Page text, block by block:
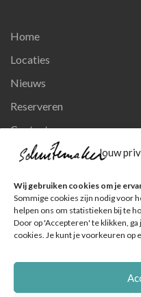
Jouw
Wij gebruiken cookies om je
Sommige cookies zijn nodig voor
helpen ons om statistieken bij te
Door op 'Accepteren' te klikken,
cookies. Je kunt je voorkeuren op
Home
Locaties
Nieuws
Reserveren
Contact
Privacy en
Ga naar onze pagina
Volg ons op
Ga naar onze pagina